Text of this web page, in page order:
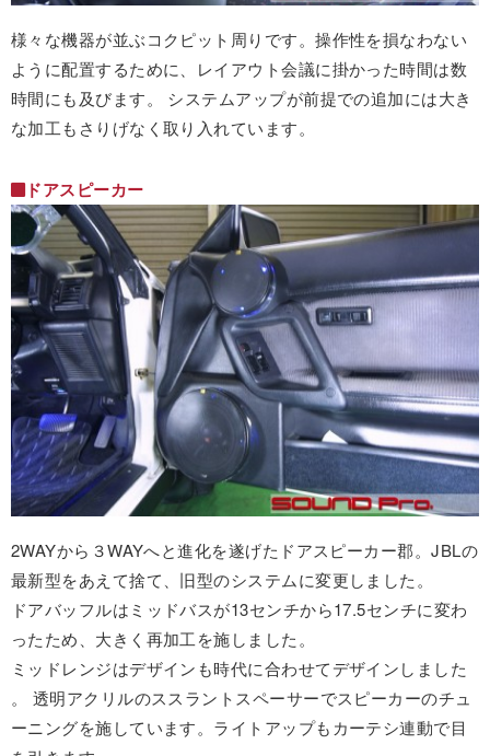
様々な機器が並ぶコクピット周りです。操作性を損なわない
ように配置するために、レイアウト会議に掛かった時間は数
時間にも及びます。 システムアップが前提での追加には大き
な加工もさりげなく取り入れています。
ドアスピーカー
2WAYから３WAYへと進化を遂げたドアスピーカー郡。JBLの
最新型をあえて捨て、旧型のシステムに変更しました。
ドアバッフルはミッドバスが13センチから17.5センチに変わ
ったため、大きく再加工を施しました。
ミッドレンジはデザインも時代に合わせてデザインしました
。 透明アクリルのススラントスペーサーでスピーカーのチュ
ーニングを施しています。ライトアップもカーテシ連動で目